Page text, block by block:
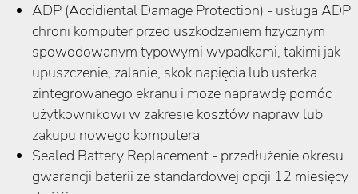
ADP (Accidiental Damage Protection) - usługa ADP
chroni komputer przed uszkodzeniem fizycznym
spowodowanym typowymi wypadkami, takimi jak
upuszczenie, zalanie, skok napięcia lub usterka
zintegrowanego ekranu i może naprawdę pomóc
użytkownikowi w zakresie kosztów napraw lub
zakupu nowego komputera
Sealed Battery Replacement - przedłużenie okresu
gwarancji baterii ze standardowej opcji 12 miesięcy